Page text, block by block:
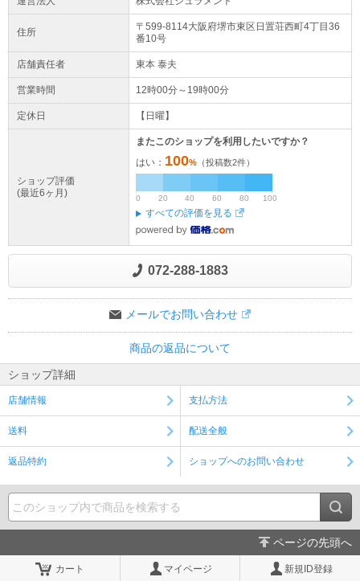
住所 〒599-8114大阪府堺市東区 日置荘西町4丁目36
番10号
店舗責任者 東本 泰夫
営業時間 12時00分～19時00分
定休日 【日曜】
ショップ評価
(最近6ヶ月)
またこのショップを利用したいですか？
はい： 100% （投稿数2件）
0 20 40 60 80 100
すべての評価を見る
072-288-1883
メールでお問い合わせ
商品の返品について
ショップ詳細
店舗情報 支払方法
送料 配送全般
返品特約 ショップへのお問い合わせ
ページの先頭へ
カート マイページ 新規ID登録